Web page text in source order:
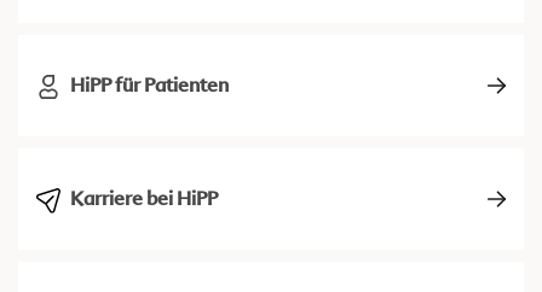
HiPP für Patienten
Karriere bei HiPP